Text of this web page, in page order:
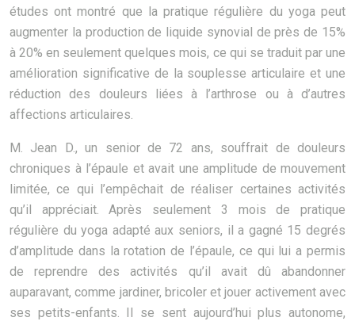
études ont montré que la pratique régulière du yoga peut
augmenter la production de liquide synovial de près de 15%
à 20% en seulement quelques mois, ce qui se traduit par une
amélioration significative de la souplesse articulaire et une
réduction des douleurs liées à l’arthrose ou à d’autres
affections articulaires.
M. Jean D., un senior de 72 ans, souffrait de douleurs
chroniques à l’épaule et avait une amplitude de mouvement
limitée, ce qui l’empêchait de réaliser certaines activités
qu’il appréciait. Après seulement 3 mois de pratique
régulière du yoga adapté aux seniors, il a gagné 15 degrés
d’amplitude dans la rotation de l’épaule, ce qui lui a permis
de reprendre des activités qu’il avait dû abandonner
auparavant, comme jardiner, bricoler et jouer activement avec
ses petits-enfants. Il se sent aujourd’hui plus autonome,